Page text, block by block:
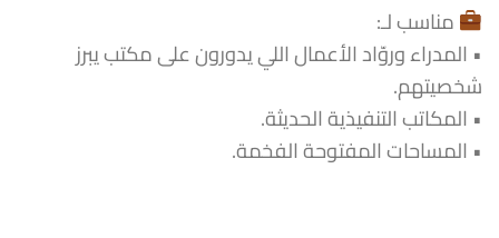
مناسب لـ:
• المدراء وروّاد الأعمال اللي يدورون على مكتب يبرز
شخصيتهم.
• المكاتب التنفيذية الحديثة.
• المساحات المفتوحة الفخمة.